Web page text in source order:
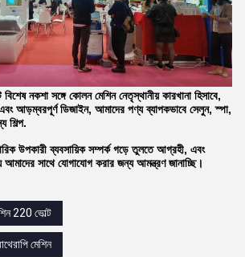
নকশা সঙ্গে কোলন মেশিন নেতৃস্থানীয় কারখানা হিসাবে,
আড়ম্বরপূর্ণ ডিজাইন, আমাদের পণ্য ব্যাপকভাবে সেলুন, স্পা,
শিল্প.
উপকারী ব্যবসায়িক সম্পর্ক গড়ে তুলতে আগ্রহী, এবং
সাথে যোগাযোগ করার জন্য আমন্ত্রণ জানাচ্ছি।
220 ভোল্ট
মেশিন